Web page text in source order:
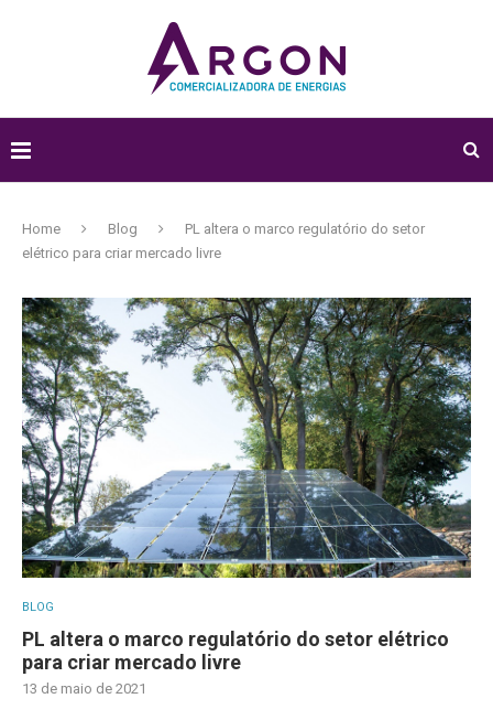
Home Blog
PL altera o marco regulatório do setor
elétrico para criar mercado livre
BLOG
PL altera o marco regulatório do setor elétrico
para criar mercado livre
13 de maio de 2021